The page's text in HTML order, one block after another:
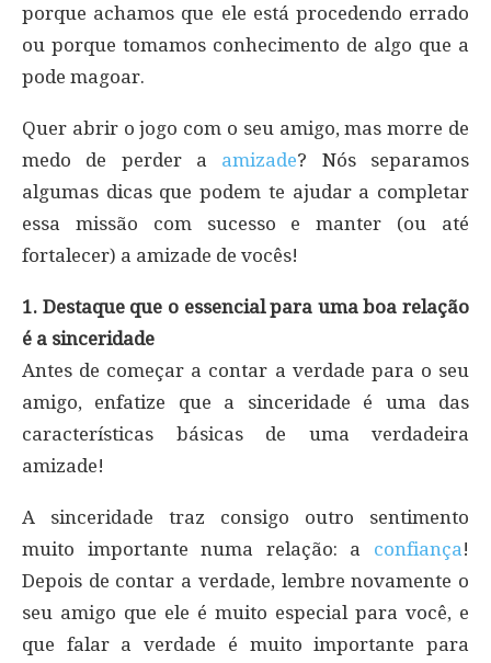
porque achamos que ele está procedendo errado
ou porque tomamos conhecimento de algo que a
pode magoar.
Quer abrir o jogo com o seu amigo, mas morre de
medo de perder a amizade? Nós separamos
algumas dicas que podem te ajudar a completar
essa missão com sucesso e manter (ou até
fortalecer) a amizade de vocês!
1. Destaque que o essencial para uma boa relação
é a sinceridade
Antes de começar a contar a verdade para o seu
amigo, enfatize que a sinceridade é uma das
características básicas de uma verdadeira
amizade!
A sinceridade traz consigo outro sentimento
muito importante numa relação: a confiança !
Depois de contar a verdade, lembre novamente o
seu amigo que ele é muito especial para você, e
que falar a verdade é muito importante para